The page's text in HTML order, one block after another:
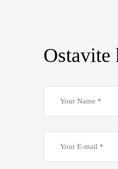
Ostavite